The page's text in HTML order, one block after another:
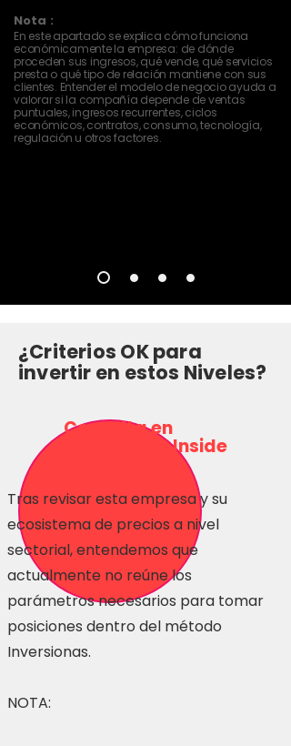
Nota :
En este apartado se explica cómo funciona
económicamente la empresa: de dónde
proceden sus ingresos, qué vende, qué servicios
presta o qué tipo de relación mantiene con sus
clientes. Entender el modelo de negocio ayuda a
valorar si la compañía depende de ventas
puntuales, ingresos recurrentes, ciclos
económicos, contratos, consumo, tecnología,
regulación u otros factores.
¿Criterios OK para
invertir en estos Niveles?
Consulta en
Inversionas Inside
Tras revisar esta empresa y su
ecosistema de precios a nivel
sectorial, entendemos que
actualmente no reúne los
parámetros necesarios para tomar
posiciones dentro del método
Inversionas.
NOTA: